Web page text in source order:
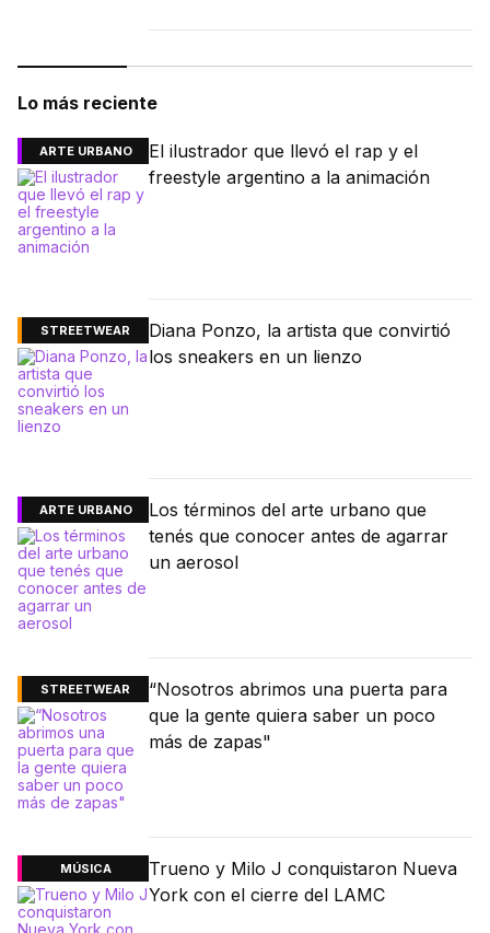
Lo más reciente
ARTE URBANO
El ilustrador que llevó el rap y el
freestyle argentino a la animación
STREETWEAR
Diana Ponzo, la artista que convirtió
los sneakers en un lienzo
ARTE URBANO
Los términos del arte urbano que
tenés que conocer antes de agarrar
un aerosol
STREETWEAR
“Nosotros abrimos una puerta para
que la gente quiera saber un poco
más de zapas"
MÚSICA
Trueno y Milo J conquistaron Nueva
York con el cierre del LAMC